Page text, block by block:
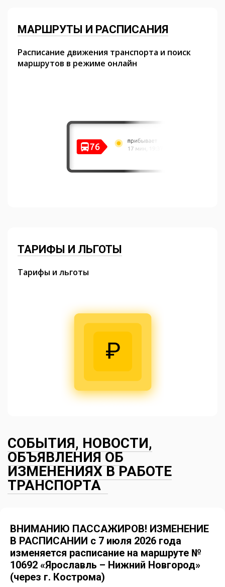
МАРШРУТЫ И РАСПИСАНИЯ
Расписание движения транспорта и поиск
маршрутов в режиме онлайн
ТАРИФЫ И ЛЬГОТЫ
Тарифы и льготы
СОБЫТИЯ, НОВОСТИ,
ОБЪЯВЛЕНИЯ ОБ
ИЗМЕНЕНИЯХ В РАБОТЕ
ТРАНСПОРТА
ВНИМАНИЮ ПАССАЖИРОВ! ИЗМЕНЕНИЕ
В РАСПИСАНИИ с 7 июля 2026 года
изменяется расписание на маршруте №
10692 «Ярославль – Нижний Новгород»
(через г. Кострома)